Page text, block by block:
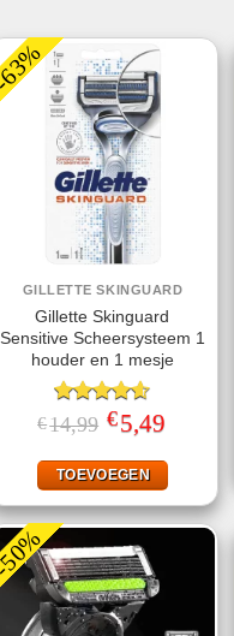
GILLETTE SKINGUARD
Gillette Skinguard
Sensitive Scheersysteem 1
houder en 1 mesje
Gewaardeerd
4.60 uit 5
€14,99 Oorspronkelijke
prijs
€14,99.
€5,49Huidige
€5,49.
TOEVOEGEN